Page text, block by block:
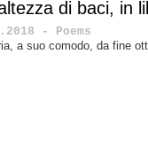
di baci, in
- Poems
a suo comodo, da fine